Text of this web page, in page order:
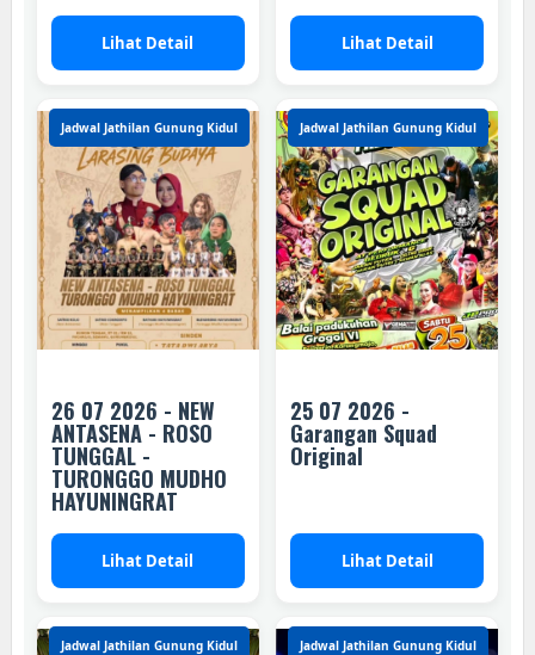
Lihat Detail Lihat Detail
Jadwal Jathilan Gunung Kidul
26 07 2026 - NEW
ANTASENA - ROSO
TUNGGAL -
TURONGGO MUDHO
HAYUNINGRAT
Lihat Detail
Jadwal Jathilan Gunung Kidul
25 07 2026 -
Garangan Squad
Original
Lihat Detail
Jadwal Jathilan Gunung Kidul Jadwal Jathilan Gunung Kidul